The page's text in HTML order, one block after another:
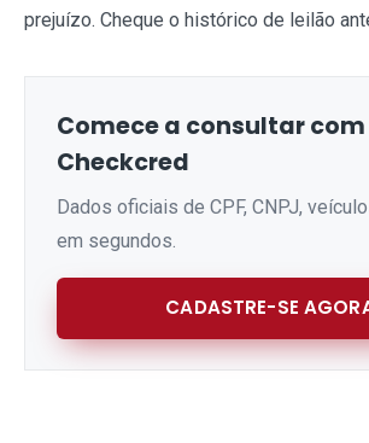
prejuízo. Cheque o histórico de leilão
Comece a consultar com
Checkcred
Dados oficiais de CPF, CNPJ,
em segundos.
CADASTRE-SE